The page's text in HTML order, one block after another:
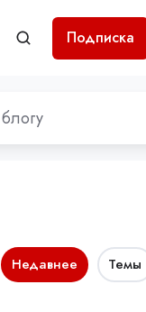
Подписка
Недавнее Темы